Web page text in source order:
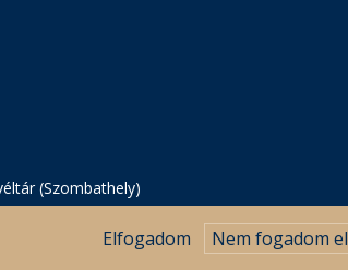
(Szombathely)
Elfogadom Nem fogadom el